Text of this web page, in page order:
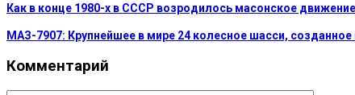
Как в конце 1980-х в СССР возродилось масонское
МАЗ-7907: Крупнейшее в мире 24 колесное шасси,
Комментарий